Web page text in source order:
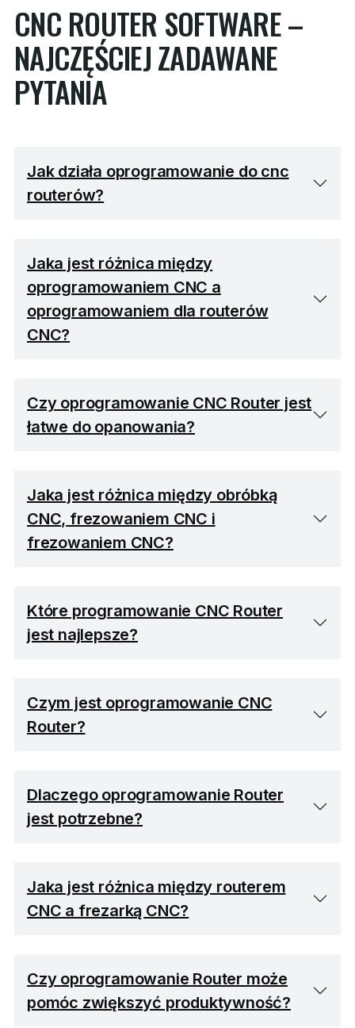
CNC ROUTER SOFTWARE –
NAJCZĘŚCIEJ ZADAWANE
PYTANIA
Jak działa oprogramowanie do cnc
routerów?
Jaka jest różnica między
oprogramowaniem CNC a
oprogramowaniem dla routerów
CNC?
Czy oprogramowanie CNC Router jest
łatwe do opanowania?
Jaka jest różnica między obróbką
CNC, frezowaniem CNC i
frezowaniem CNC?
Które programowanie CNC Router
jest najlepsze?
Czym jest oprogramowanie CNC
Router?
Dlaczego oprogramowanie Router
jest potrzebne?
Jaka jest różnica między routerem
CNC a frezarką CNC?
Czy oprogramowanie Router może
pomóc zwiększyć produktywność?